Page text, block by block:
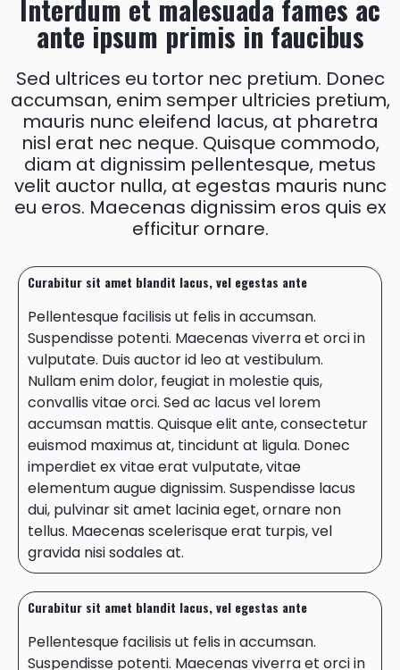
Interdum et malesuada fames ac
ante ipsum primis in faucibus
Sed ultrices eu tortor nec pretium. Donec
accumsan, enim semper ultricies pretium,
mauris nunc eleifend lacus, at pharetra
nisl erat nec neque. Quisque commodo,
diam at dignissim pellentesque, metus
velit auctor nulla, at egestas mauris nunc
eu eros. Maecenas dignissim eros quis ex
efficitur ornare.
Curabitur sit amet blandit lacus, vel egestas ante
Pellentesque facilisis ut felis in accumsan.
Suspendisse potenti. Maecenas viverra et orci in
vulputate. Duis auctor id leo at vestibulum.
Nullam enim dolor, feugiat in molestie quis,
convallis vitae orci. Sed ac lacus vel lorem
accumsan mattis. Quisque elit ante, consectetur
euismod maximus at, tincidunt at ligula. Donec
imperdiet ex vitae erat vulputate, vitae
elementum augue dignissim. Suspendisse lacus
dui, pulvinar sit amet lacinia eget, ornare non
tellus. Maecenas scelerisque erat turpis, vel
gravida nisi sodales at.
Curabitur sit amet blandit lacus, vel egestas ante
Pellentesque facilisis ut felis in accumsan.
Suspendisse potenti. Maecenas viverra et orci in